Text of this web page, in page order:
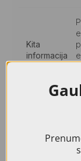
Kita
informacija
Panašūs